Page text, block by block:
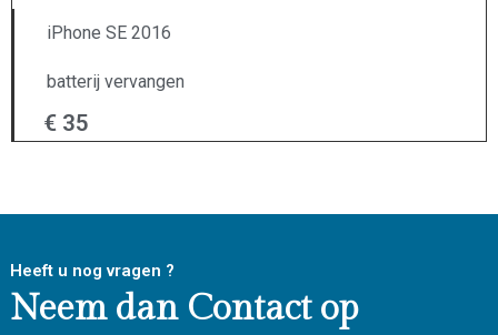
iPhone SE 2016
batterij vervangen
€ 35
Heeft u nog vragen ?
Neem dan Contact op